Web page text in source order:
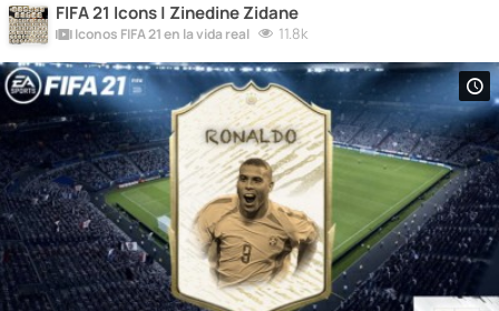
FIFA 21 Icons | Zinedine Zidane
Iconos FIFA 21 en la vida real 11.8k